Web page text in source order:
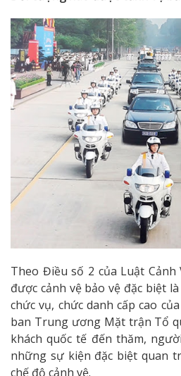
Theo Điều số 2 của Luật
được cảnh vệ bảo vệ đặc biệt
chức vụ, chức danh cấp cao
ban Trung ương Mặt trận Tổ
khách quốc tế đến thăm,
những sự kiện đặc biệt quan
chế độ cảnh vệ.